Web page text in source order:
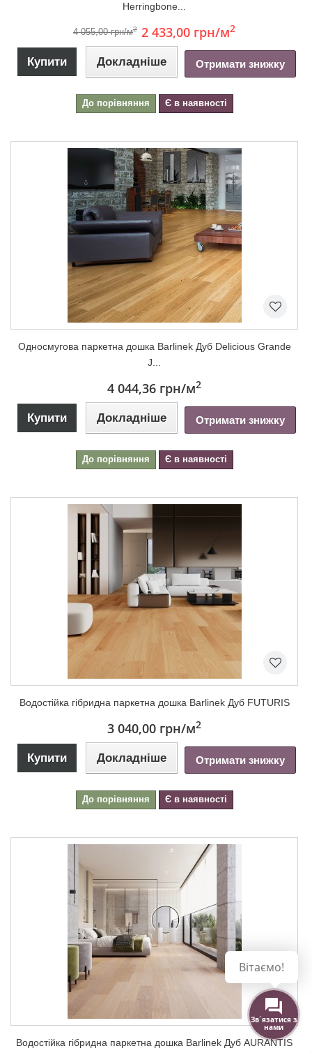
Herringbone...
4 055,00 грн/м2 2 433,00 грн/м2
Купити Докладніше Отримати знижку
До порівняння Є в наявності
Односмугова паркетна дошка Barlinek Дуб Delicious Grande
J...
4 044,36 грн/м2
Купити Докладніше Отримати знижку
До порівняння Є в наявності
Водостійка гібридна паркетна дошка Barlinek Дуб FUTURIS
3 040,00 грн/м2
Купити Докладніше Отримати знижку
До порівняння Є в наявності
Водостійка гібридна паркетна дошка Barlinek Дуб AURANTIS
Зв´язатися з
нами
Вітаємо!